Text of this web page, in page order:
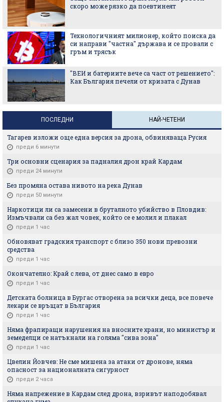
скоро може рязко да поевтинеят
Технологичният милионер, който поиска да
си направи "частна" държава и се провали с
гръм и трясък
"ВЕИ и батериите вече са част от решението":
Как България печели от кризата с Дунав
ПОСЛЕДНИ НАЙ-ЧЕТЕНИ
Тагарев изложи още една версия за дрона, обвиняваща Русия
преди 6 минути
Три основни сценария за падналия дрон край Кардам
преди 24 минути
Без промяна остава нивото на река Дунав
преди 50 минути
Наркотици ли са замесени в бруталното убийство в Пловдив:
Измъчвали са без жал човек, който се е молил и плакал
преди 1 час
Обновяват градския транспорт с близо 350 нови превозни
средства
преди 1 час
Окончателно: Край с лева, от днес само в евро
преди 1 час
Детската болница в Бургас отворена за всички деца, все повече
лекари се връщат в България
преди 1 час
Няма фрапиращи нарушения на вносните храни, но министър и
земеделци се натъкнали на голяма "сива зона"
преди 1 час
Цвелин Йовчев: Не сме мишена за атаки от дронове, няма
опасност за националната сигурност
преди 2 часа
Няма напрежение в Кардам след дрона, взривът наподобявал